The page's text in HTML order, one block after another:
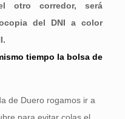
otro corredor, será
del DNI a color
tiempo la bolsa de
de Duero rogamos ir a